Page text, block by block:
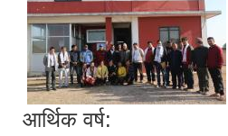
आर्थिक वर्ष: